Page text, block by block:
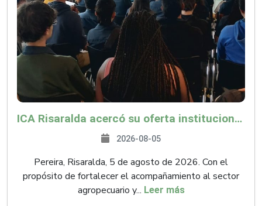
ICA Risaralda acercó su oferta institucional a productores y emprendedores en Expocamello
2026-08-05
Pereira, Risaralda, 5 de agosto de 2026. Con el
propósito de fortalecer el acompañamiento al sector
agropecuario y... Leer más